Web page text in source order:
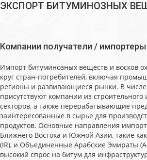
ЭКСПОРТ БИТУМИНОЗНЫХ
Компании получатели / импортеры
Импорт битуминозных веществ и восков
круг стран-потребителей, включая
регионы и развивающиеся рынки. В
присутствуют компании из строительного
секторов, а также перерабатывающие
заинтересованные в сырье для
продуктов. Основные направления
Ближнего Востока и Южной Азии, такие
(IR), и Объединенные Арабские Эмираты
высокий спрос на битум для